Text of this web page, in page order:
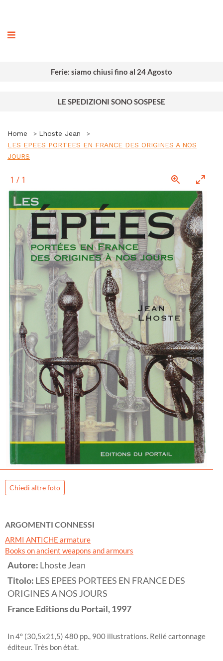
Ferie: siamo chiusi fino al 24 Agosto
LE SPEDIZIONI SONO SOSPESE
Home
Lhoste Jean
LES EPEES PORTEES EN FRANCE DES ORIGINES A NOS
JOURS
1 / 1
Chiedi altre foto
ARGOMENTI CONNESSI
ARMI ANTICHE armature
Books on ancient weapons and armours
Autore: Lhoste Jean
Titolo: LES EPEES PORTEES EN FRANCE DES
ORIGINES A NOS JOURS
France Editions du Portail,1997
In 4° (30,5x21,5) 480 pp., 900 illustrations. Relié cartonnage
éditeur. Très bon état.